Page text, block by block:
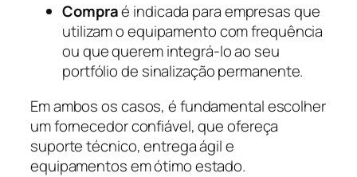
Compraé indicada para empresas que
utilizam o equipamento com frequência
ou que querem integrá-lo ao seu
portfólio de sinalização permanente.
Em ambos os casos, é fundamental escolher
um fornecedor confiável, que ofereça
suporte técnico, entrega ágil e
equipamentos em ótimo estado.